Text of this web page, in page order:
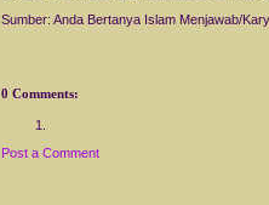
Sumber: Anda Bertanya Islam Menjawab/
0 Comments:
Post a Comment